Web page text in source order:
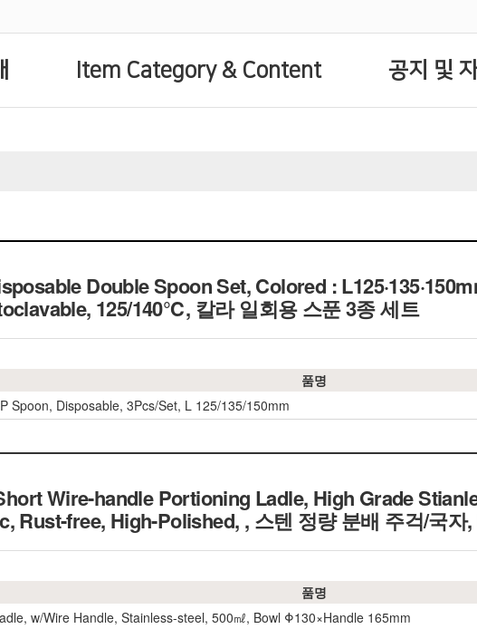
Item Category & Content 공지 및
Double Spoon Set, Colored :
125/140℃, 칼라 일회용 스푼 3종 세트
품명
Spoon, Disposable, 3Pcs/Set, L 125/135/150mm
Wire-handle Portioning Ladle, High Grade
Rust-free, High-Polished,, 스텐 정량 분배 주걱/국자
품명
w/Wire Handle, Stainless-steel, 500㎖, Bowl Φ130×Handle 165mm